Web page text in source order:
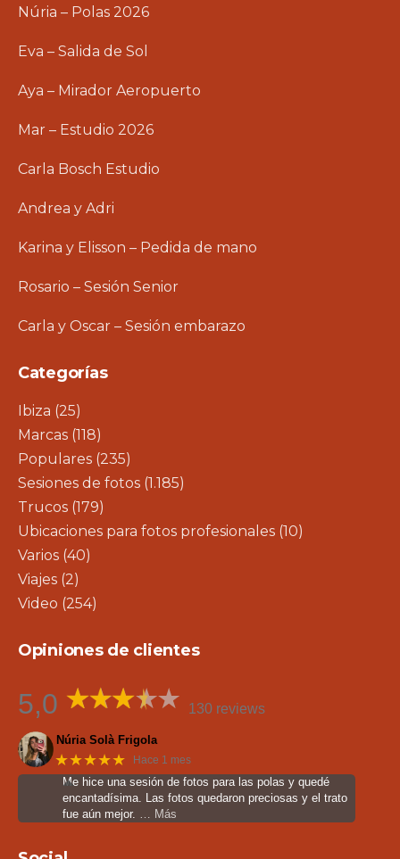
Núria – Polas 2026
Eva – Salida de Sol
Aya – Mirador Aeropuerto
Mar – Estudio 2026
Carla Bosch Estudio
Andrea y Adri
Karina y Elisson – Pedida de mano
Rosario – Sesión Senior
Carla y Oscar – Sesión embarazo
Categorías
Ibiza (25)
Marcas (118)
Populares (235)
Sesiones de fotos (1.185)
Trucos (179)
Ubicaciones para fotos profesionales (10)
Varios (40)
Viajes (2)
Video (254)
Opiniones de clientes
5,0 130 reviews
Núria Solà Frigola
★★★★★ Hace 1 mes
Me hice una sesión de fotos para las polas y quedé
encantadísima. Las fotos quedaron preciosas y el trato
fue aún mejor.
… Más